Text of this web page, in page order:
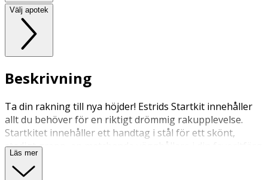
Välj apotek
Beskrivning
Ta din rakning till nya höjder! Estrids Startkit innehåller
allt du behöver för en riktigt drömmig rakupplevelse.
Startkitet innehåller ett handtag i stål för ett skönt,
stadigt grepp, en matchande vägghållare i din favoritfärg
och 2x 5-bladiga rakblad för en riktig nära rakning.
OK för gravida och ammande: Ja
Läs mer